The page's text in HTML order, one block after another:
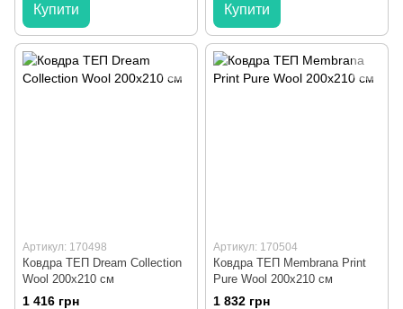
Купити Купити
Артикул: 170498
Ковдра ТЕП Dream Collection
Wool 200x210 см
1 416 грн
Артикул: 170504
Ковдра ТЕП Membrana Print
Pure Wool 200x210 см
1 832 грн